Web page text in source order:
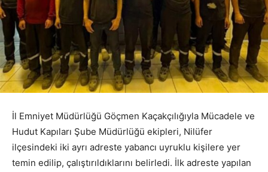
İl Emniyet Müdürlüğü Göçmen Kaçakçılığıyla Mücadele ve
Hudut Kapıları Şube Müdürlüğü ekipleri, Nilüfer
ilçesindeki iki ayrı adreste yabancı uyruklu kişilere yer
temin edilip, çalıştırıldıklarını belirledi. İlk adreste yapılan